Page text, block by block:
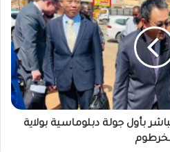
بأول جولة دبلوماسية بولاية